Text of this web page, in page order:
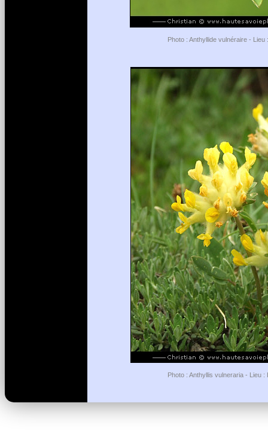
Photo : Anthyllide vulnéraire -
Photo : Anthyllis vulneraria - Lieu